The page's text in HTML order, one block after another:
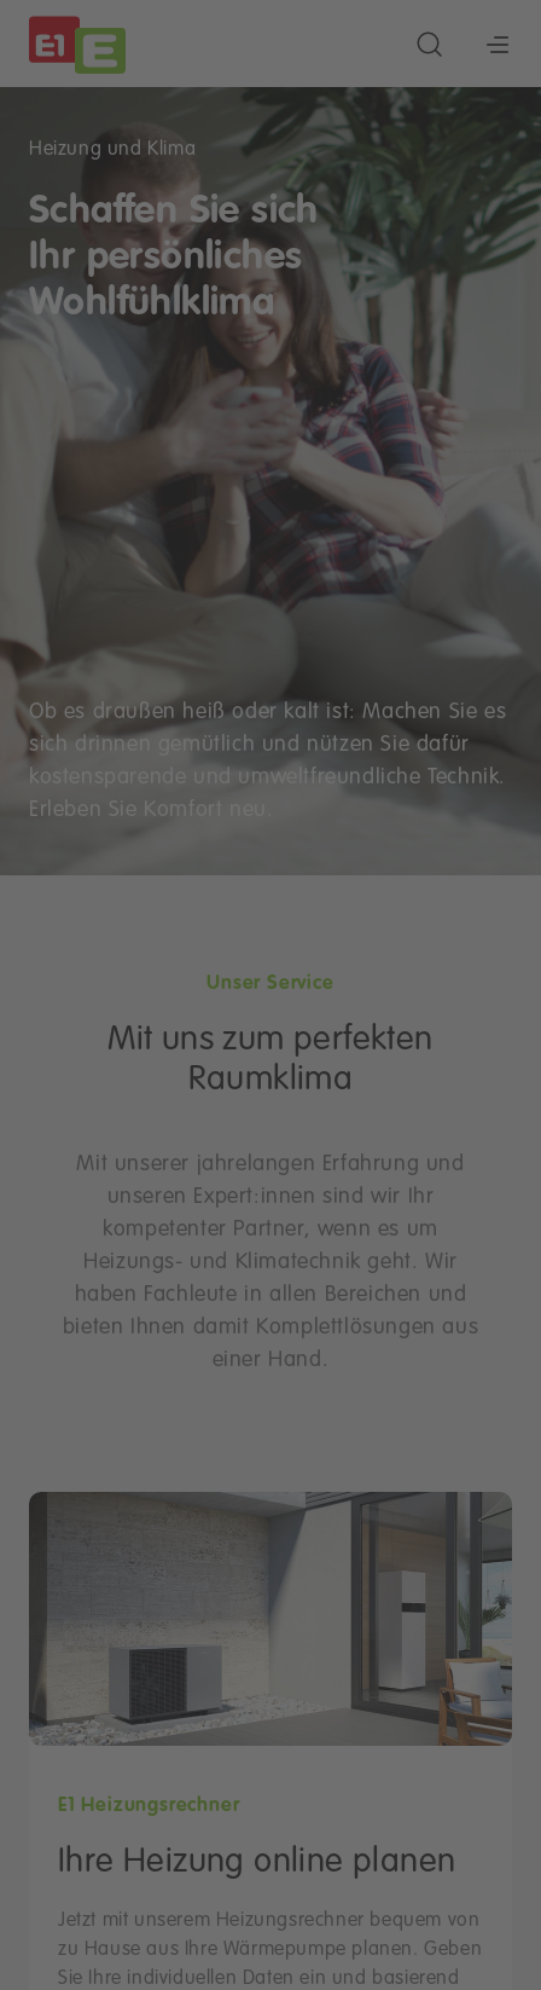
Heizung und Klima
Schaffen Sie sich
Ihr persönliches
Wohlfühlklima
Ob es draußen heiß oder kalt ist: Machen Sie es
sich drinnen gemütlich und nützen Sie dafür
kostensparende und umweltfreundliche Technik.
Erleben Sie Komfort neu.
Unser Service
Mit uns zum perfekten
Raumklima
Mit unserer jahrelangen Erfahrung und
unseren Expert:innen sind wir Ihr
kompetenter Partner, wenn es um
Heizungs- und Klimatechnik geht. Wir
haben Fachleute in allen Bereichen und
bieten Ihnen damit Komplettlösungen aus
einer Hand.
E1 Heizungsrechner
Ihre Heizung online planen
Jetzt mit unserem Heizungsrechner bequem von
zu Hause aus Ihre Wärmepumpe planen. Geben
Sie Ihre individuellen Daten ein und basierend